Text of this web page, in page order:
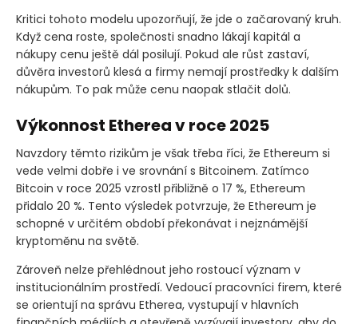
Kritici tohoto modelu upozorňují, že jde o začarovaný kruh.
Když cena roste, společnosti snadno lákají kapitál a
nákupy cenu ještě dál posilují. Pokud ale růst zastaví,
důvěra investorů klesá a firmy nemají prostředky k dalším
nákupům. To pak může cenu naopak stlačit dolů.
Výkonnost Etherea v roce 2025
Navzdory těmto rizikům je však třeba říci, že Ethereum si
vede velmi dobře i ve srovnání s Bitcoinem. Zatímco
Bitcoin v roce 2025 vzrostl přibližně o 17 %, Ethereum
přidalo 20 %. Tento výsledek potvrzuje, že Ethereum je
schopné v určitém období překonávat i nejznámější
kryptoměnu na světě.
Zároveň nelze přehlédnout jeho rostoucí význam v
institucionálním prostředí. Vedoucí pracovníci firem, které
se orientují na správu Etherea, vystupují v hlavních